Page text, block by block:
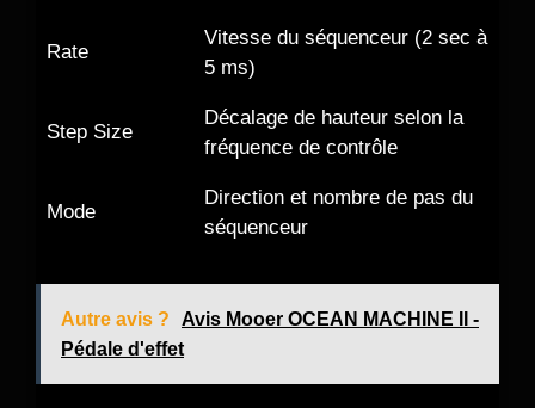
Rate
Vitesse du séquenceur (2 sec à
5 ms)
Step Size
Décalage de hauteur selon la
fréquence de contrôle
Mode
Direction et nombre de pas du
séquenceur
Autre avis ?
Avis Mooer OCEAN MACHINE II -
Pédale d'effet